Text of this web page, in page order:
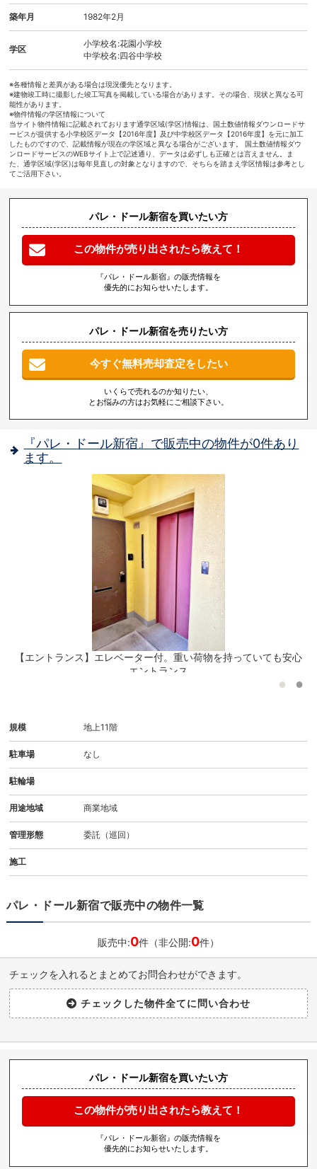
築年月 1982年2月
学区
小学校名:花園小学校
中学校名:四谷中学校
※各種情報と差異がある場合は現況優先となります。
※建物竣工時に撮影した竣工写真を掲載している場合があります。その場合、現状と異なる可
能性があります。
※物件情報の学区情報について
当サイト物件情報に記載されております通学区域(学区)情報は、国土数値情報ダウンロードサ
ービスが提供する小学校区データ【2016年度】及び中学校区データ【2016年度】を元に加工
したものですので、記載情報が現在の学区域と異なる場合がございます。 国土数値情報ダウ
ンロードサービスのWEBサイト上で記述通り、データは必ずしも正確とは言えません。ま
た、通学区域(学区)は毎年見直しの対象となりますので、そちらを踏まえ学区情報は参考とし
てご活用下さい。
パレ・ドール新宿を買いたい方
この物件が売り出されたら教えて！
『パレ・ドール新宿』の販売情報を
優先的にお知らせいたします。
パレ・ドール新宿を売りたい方
今すぐ無料売却査定をしたい
いくらで売れるのか知りたい、
とお悩みの方はお気軽にご相談下さい。
『パレ・ドール新宿』で販売中の物件が0件あり
ます。
【エントランス】エレベーター付。重い荷物を持っていても安心
エントランス
規模 地上11階
駐車場 なし
駐輪場
用途地域 商業地域
管理形態 委託（巡回）
施工
パレ・ドール新宿で販売中の物件一覧
販売中:0件（非公開:0件）
チェックを入れるとまとめてお問合わせができます。
パレ・ドール新宿を買いたい方
この物件が売り出されたら教えて！
『パレ・ドール新宿』の販売情報を
優先的にお知らせいたします。